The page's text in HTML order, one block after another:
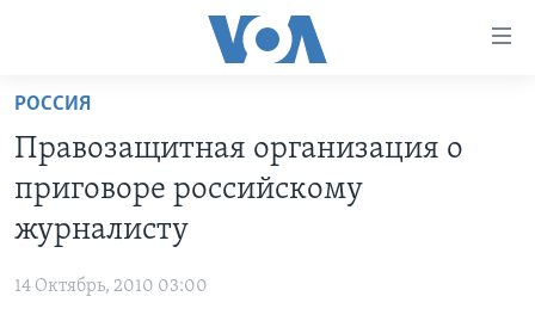
Перейти
основной
контент
Перейти
основной
навигации
ПРОГРАММЫ
ИТОГИ
ПРОЕКТЫ
НАША АМЕРИКАНСКАЯ ИСТОРИЯ
ИНТЕРВЬЮ
РОССИЯ
Правозащитная организация о
приговоре российскому
журналисту
14 Октябрь, 2010 03:00